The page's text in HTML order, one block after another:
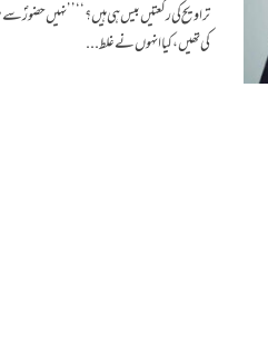
تراویح کی رکعتیں بیس ہی ہیں؟‘‘ ’’نہیں
کی تھیں، کیا انہوں نے غلط...